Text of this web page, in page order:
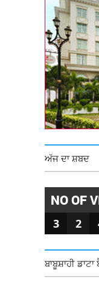
ਅੱਜ ਦਾ ਸ਼ਬਦ
NO OF
3 2
ਬਾਬੂਸ਼ਾਹੀ ਡਾਟਾ